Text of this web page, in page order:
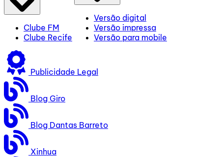
Clube FM
Clube Recife
Versão digital
Versão impressa
Versão para mobile
Publicidade Legal
Blog Giro
Blog Dantas Barreto
Xinhua